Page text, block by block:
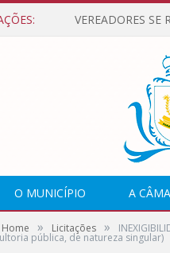
O MUNICÍPIO A
Home » Licitações »
pública, de natureza singular)